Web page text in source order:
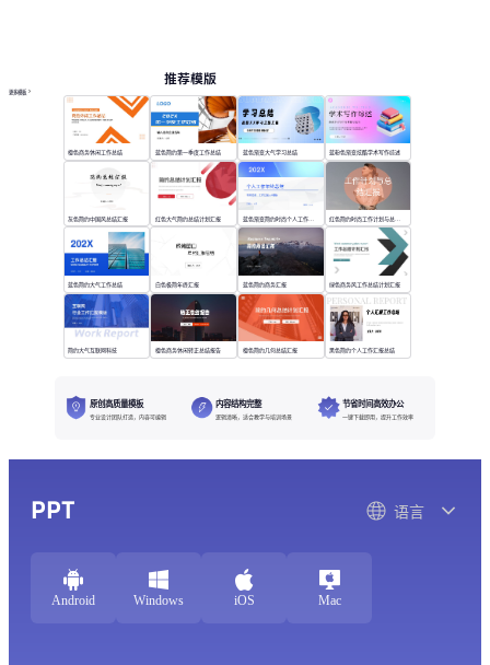
推荐模版
更多模板
橙色商务休闲工作总结 蓝色简约第一季度工作总结 蓝色渐变大气学习总结 蓝粉色渐变炫酷学术写作综述
灰色简约中国风总结汇报 红色大气简约总结计划汇报 蓝色渐变简约时尚个人工作年终总结
蓝色简约大气工作总结 白色极简年终汇报 蓝色简约商务汇报 绿色商务风工作总结计划汇报
简约大气互联网科技 橙色商务休闲转正总结报告 橙色简约几何总结汇报 黑色简约个人工作汇报总结
原创高质量模板
专业设计团队打造，内容可编辑
内容结构完整
逻辑清晰，适合教学与培训场景
节省时间高效办公
一键下载即用，提升工作效率
PPT 语言
Android Windows iOS Mac